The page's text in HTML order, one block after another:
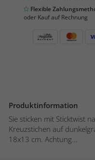
Flexible
oder Kauf auf Rechnung
Produktinformation
Sie sticken mit Sticktwist
Kreuzstichen auf
18x13 cm. Achtung...